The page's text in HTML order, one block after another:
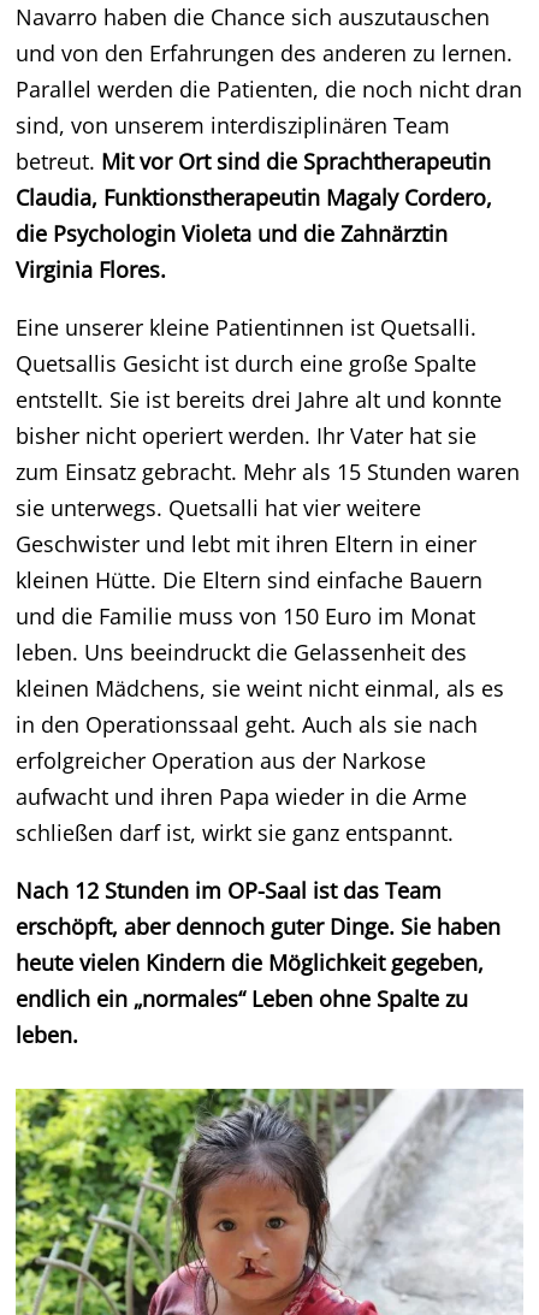
Navarro haben die Chance sich auszutauschen
und von den Erfahrungen des anderen zu lernen.
Parallel werden die Patienten, die noch nicht dran
sind, von unserem interdisziplinären Team
betreut. Mit vor Ort sind die Sprachtherapeutin
Claudia, Funktionstherapeutin Magaly Cordero,
die Psychologin Violeta und die Zahnärztin
Virginia Flores.
Eine unserer kleine Patientinnen ist Quetsalli.
Quetsallis Gesicht ist durch eine große Spalte
entstellt. Sie ist bereits drei Jahre alt und konnte
bisher nicht operiert werden. Ihr Vater hat sie
zum Einsatz gebracht. Mehr als 15 Stunden waren
sie unterwegs. Quetsalli hat vier weitere
Geschwister und lebt mit ihren Eltern in einer
kleinen Hütte. Die Eltern sind einfache Bauern
und die Familie muss von 150 Euro im Monat
leben. Uns beeindruckt die Gelassenheit des
kleinen Mädchens, sie weint nicht einmal, als es
in den Operationssaal geht. Auch als sie nach
erfolgreicher Operation aus der Narkose
aufwacht und ihren Papa wieder in die Arme
schließen darf ist, wirkt sie ganz entspannt.
Nach 12 Stunden im OP-Saal ist das Team
erschöpft, aber dennoch guter Dinge. Sie haben
heute vielen Kindern die Möglichkeit gegeben,
endlich ein „normales“ Leben ohne Spalte zu
leben.